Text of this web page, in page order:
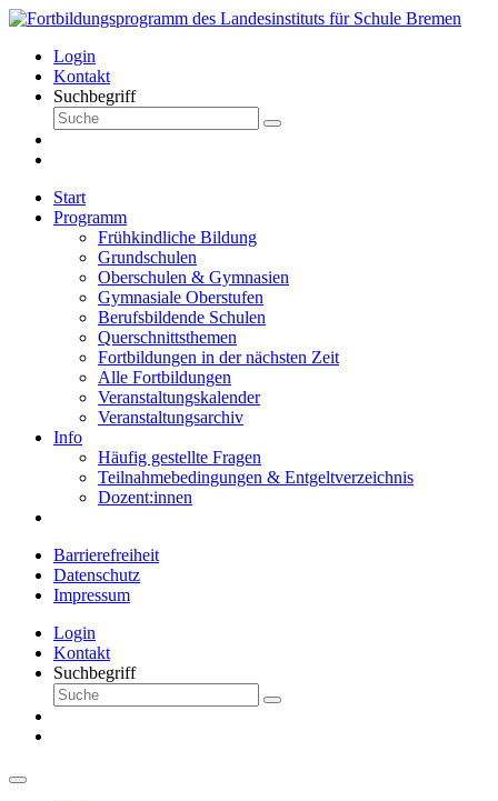
Login
Kontakt
Suchbegriff
Start
Programm
Frühkindliche Bildung
Grundschulen
Oberschulen & Gymnasien
Gymnasiale Oberstufen
Berufsbildende Schulen
Querschnittsthemen
Fortbildungen in der nächsten Zeit
Alle Fortbildungen
Veranstaltungskalender
Veranstaltungsarchiv
Info
Häufig gestellte Fragen
Teilnahmebedingungen & Entgeltverzeichnis
Dozent:innen
Barrierefreiheit
Datenschutz
Impressum
Login
Kontakt
Suchbegriff